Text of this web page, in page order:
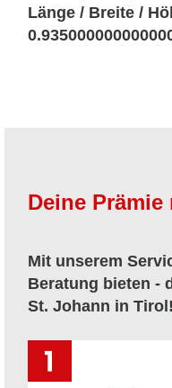
Länge / Breite /
Deine
Mit unserem
Beratung bieten -
St. Johann in Tirol!